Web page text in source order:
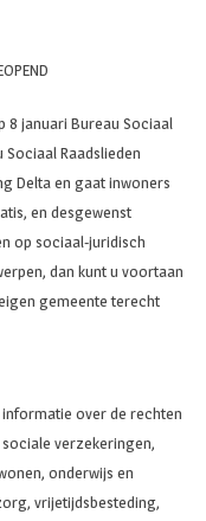
8 januari Bureau Sociaal
Raadslieden
Delta en gaat inwoners
en desgewenst
op sociaal-juridisch
dan kunt u voortaan
gemeente terecht
over de rechten
verzekeringen,
onderwijs en
vrijetijdsbesteding,